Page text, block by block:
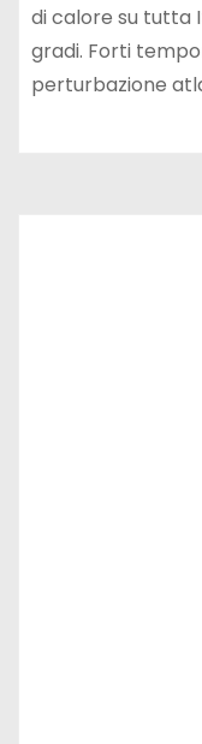
di calore su tutta
gradi. Forti
perturbazione